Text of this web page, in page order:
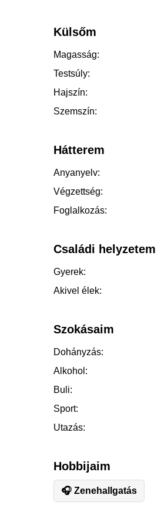
Külsőm
Magasság:
Testsúly:
Hajszín:
Szemszín:
Hátterem
Anyanyelv:
Végzettség:
Foglalkozás:
Családi helyzetem
Gyerek:
Akivel élek:
Szokásaim
Dohányzás:
Alkohol:
Buli:
Sport:
Utazás:
Hobbijaim
🎧 Zenehallgatás